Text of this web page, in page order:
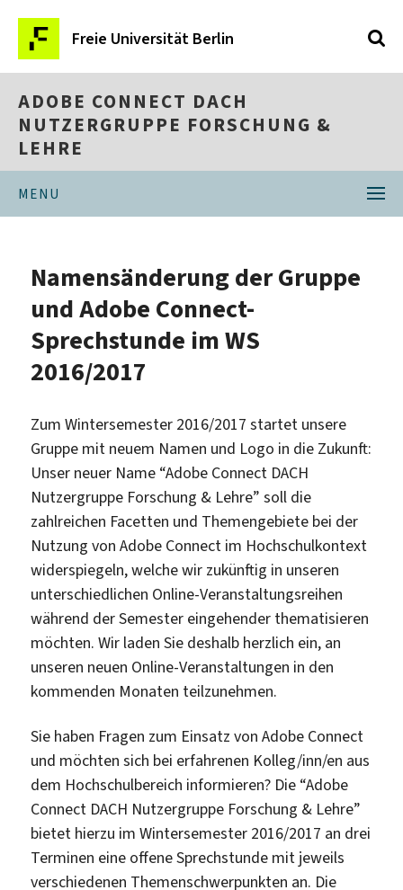
Freie Universität Berlin
ADOBE CONNECT DACH
NUTZERGRUPPE FORSCHUNG &
LEHRE
MENU
Namensänderung der Gruppe
und Adobe Connect-
Sprechstunde im WS
2016/2017
Zum Wintersemester 2016/2017 startet unsere
Gruppe mit neuem Namen und Logo in die Zukunft:
Unser neuer Name “Adobe Connect DACH
Nutzergruppe Forschung & Lehre” soll die
zahlreichen Facetten und Themengebiete bei der
Nutzung von Adobe Connect im Hochschulkontext
widerspiegeln, welche wir zukünftig in unseren
unterschiedlichen Online-Veranstaltungsreihen
während der Semester eingehender thematisieren
möchten. Wir laden Sie deshalb herzlich ein, an
unseren neuen Online-Veranstaltungen in den
kommenden Monaten teilzunehmen.
Sie haben Fragen zum Einsatz von Adobe Connect
und möchten sich bei erfahrenen Kolleg/inn/en aus
dem Hochschulbereich informieren? Die “Adobe
Connect DACH Nutzergruppe Forschung & Lehre”
bietet hierzu im Wintersemester 2016/2017 an drei
Terminen eine offene Sprechstunde mit jeweils
verschiedenen Themenschwerpunkten an. Die